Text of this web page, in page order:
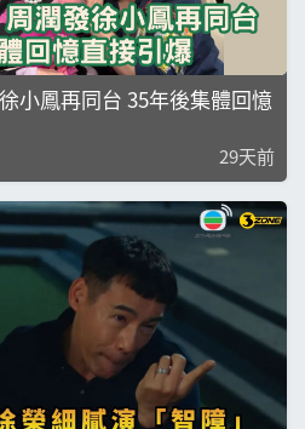
小鳳再同台 35年後集體回憶
29天前